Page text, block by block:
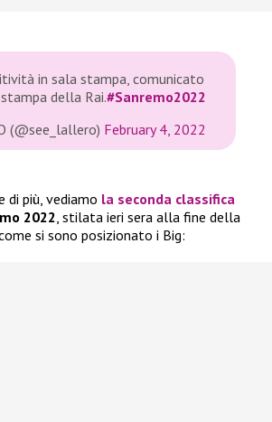
in sala stampa, comunicato
della Rai.#Sanremo2022
(@see_lallero) February 4, 2022
di più, vediamo la seconda classifica
2022, stilata ieri sera alla fine della
si sono posizionato i Big: